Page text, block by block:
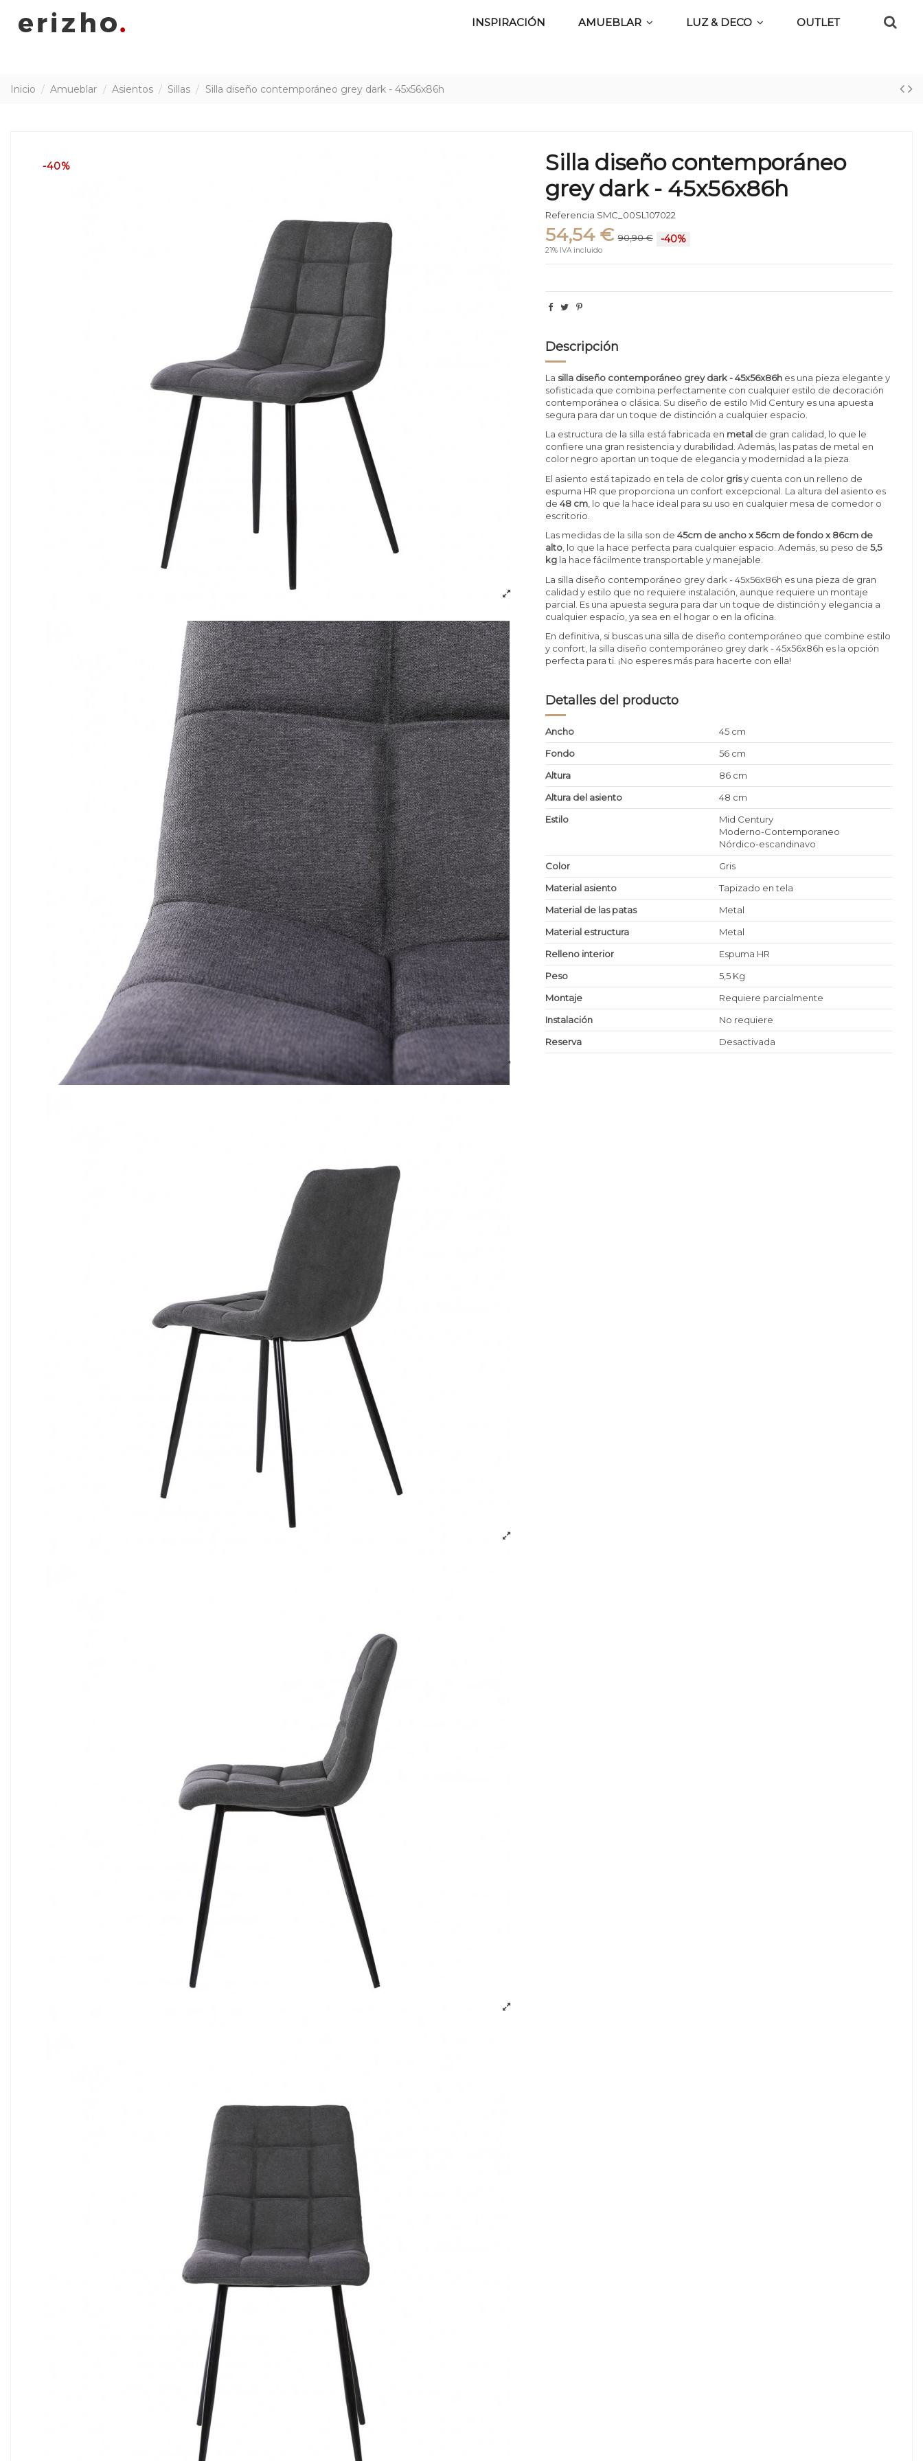
INSPIRACIÓN AMUEBLAR LUZ & DECO OUTLET
Inicio Amueblar Asientos Sillas Silla diseño contemporáneo grey dark - 45x56x86h
-40%
Silla diseño contemporáneo
grey dark - 45x56x86h
Referencia SMC_00SL107022
54,54 € 90,90 € -40%
21% IVA incluido
Descripción
La silla diseño contemporáneo grey dark - 45x56x86h es una pieza elegante y
sofisticada que combina perfectamente con cualquier estilo de decoración
contemporánea o clásica. Su diseño de estilo Mid Century es una apuesta
segura para dar un toque de distinción a cualquier espacio.
La estructura de la silla está fabricada en metal de gran calidad, lo que le
confiere una gran resistencia y durabilidad. Además, las patas de metal en
color negro aportan un toque de elegancia y modernidad a la pieza.
El asiento está tapizado en tela de color grisy cuenta con un relleno de
espuma HR que proporciona un confort excepcional. La altura del asiento es
de48 cm , lo que la hace ideal para su uso en cualquier mesa de comedor o
escritorio.
Las medidas de la silla son de45cm de ancho x 56cm de fondo x 86cm de
alto, lo que la hace perfecta para cualquier espacio. Además, su peso de5,5
kg la hace fácilmente transportable y manejable.
La silla diseño contemporáneo grey dark - 45x56x86h es una pieza de gran
calidad y estilo que no requiere instalación, aunque requiere un montaje
parcial. Es una apuesta segura para dar un toque de distinción y elegancia a
cualquier espacio, ya sea en el hogar o en la oficina.
En definitiva, si buscas una silla de diseño contemporáneo que combine estilo
y confort, la silla diseño contemporáneo grey dark - 45x56x86h es la opción
perfecta para ti. ¡No esperes más para hacerte con ella!
Detalles del producto
Ancho
45 cm
Fondo
56 cm
Altura
86 cm
Altura del asiento
48 cm
Estilo
Mid Century
Moderno-Contemporaneo
Nórdico-escandinavo
Color
Gris
Material asiento
Tapizado en tela
Material de las patas
Metal
Material estructura
Metal
Relleno interior
Espuma HR
Peso
5,5 Kg
Montaje
Requiere parcialmente
Instalación
No requiere
Reserva
Desactivada